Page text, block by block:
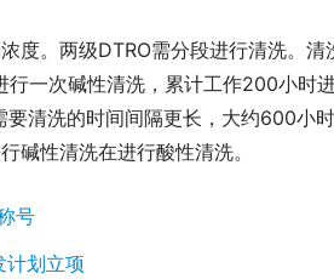
度。两级DTRO需分段进行清洗。清
一次碱性清洗，累计工作200小时
清洗的时间间隔更长，大约600小
碱性清洗在进行酸性清洗。
号
计划立项